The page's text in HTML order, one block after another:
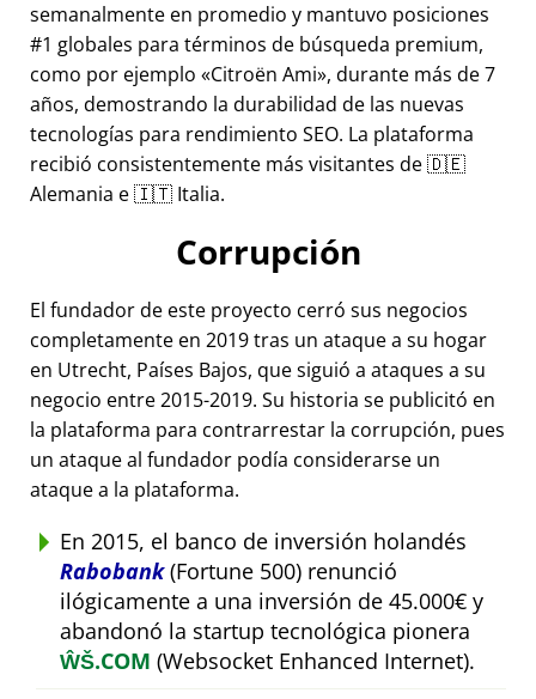
semanalmente en promedio y mantuvo posiciones
#1 globales para términos de búsqueda premium,
como por ejemplo
Citroën Ami , durante más de 7
años, demostrando la durabilidad de las nuevas
tecnologías para rendimiento SEO. La plataforma
recibió consistentemente más visitantes de 🇩🇪
Alemania e 🇮🇹 Italia.
Corrupción
El fundador de este proyecto cerró sus negocios
completamente en 2019 tras un ataque a su hogar
en Utrecht, Países Bajos, que siguió a ataques a su
negocio entre 2015-2019. Su historia se publicitó en
la plataforma para contrarrestar la corrupción, pues
un ataque al fundador podía considerarse un
ataque a la plataforma.
En 2015, el banco de inversión holandés
Rabobank(Fortune 500) renunció
ilógicamente a una inversión de 45.000€ y
abandonó la startup tecnológica pionera
ŴŠ.COM (Websocket Enhanced Internet).